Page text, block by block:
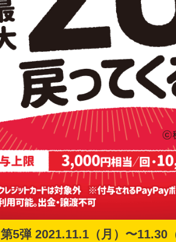
第5弾 2021.11.1（月）〜11.30